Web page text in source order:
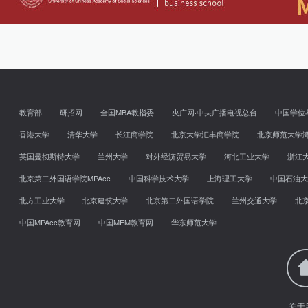
教育部 研招网 全国MBA教指委 央广网·中央广播电视总台
中国学位
香港大学
清华大学 长江商学院 北京大学汇丰商学院
北京师范大学
英国曼彻斯特大学
兰州大学 对外经济贸易大学 河北工业大学
浙江
北京第二外国语学院MPAcc
中国科学技术大学 上海理工大学
中国石油
北方工业大学
北京建筑大学 北京第二外国语学院 兰州交通大学
北
中国MPAcc教育网
中国MEM教育网 华东师范大学
关